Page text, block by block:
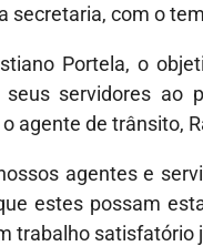
com o
Portela, o
servidores ao
agente de trânsito,
agentes e
estes possam
trabalho satisfatório